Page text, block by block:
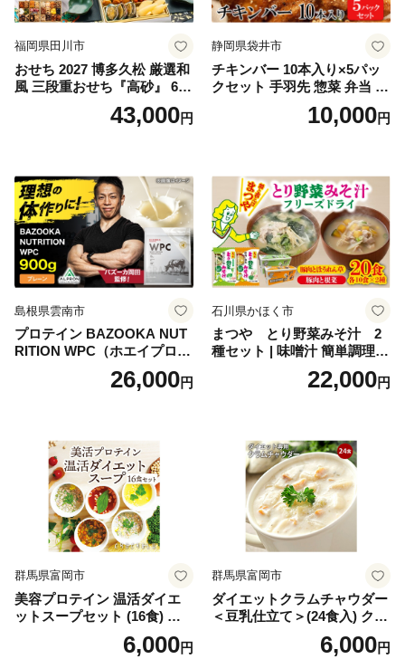
福岡県田川市
おせち 2027 博多久松 厳選和
風 三段重おせち『高砂』 6.5
寸 3段重 2～3人前 おせち料
理 重箱 お正月 冷凍おせち 縁
ち 本格おせち おせち予約 年
末 年始 お取り寄せ 新春 贅沢
おせち こだわりおせち 惣菜
老舗おせち ふるさと納税お
せち 御節 お節料理 正月 調理
不要 おせち料理2027
43,000円
静岡県袋井市
チキンバー 10本入り×5パッ
クセット 手羽先 惣菜 弁当 お
かず お酒 おつまみ ギフト キ
ャンプ アウトドア キャンプ
10,000円
島根県雲南市
プロテイン BAZOOKA NUT
RITION WPC（ホエイプロテ
イン）＜プレーン＞ 900g｜
バズーカ岡田監修・植物由来
ロン [AIEN005]
26,000円
石川県かほく市
まつや とり野菜みそ汁 2
種セット | 味噌汁 簡単調理
お味噌 おみそ みそ とり野菜
時短料理 時短ごはん ご当地
22,000円
群馬県富岡市
美容プロテイン 温活ダイエ
ットスープセット (16食) 小
分け スープ 食べ比べ セット
詰合せ クラムチャウダー チ
6,000円
群馬県富岡市
ダイエットクラムチャウダー
＜豆乳仕立て＞(24食入) クラ
ムチャウダー 豆乳 ダイエッ
ト スープ プロテイン たんぱ
6,000円